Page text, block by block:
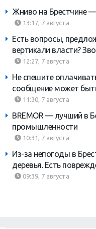
Жниво на Брестчине
13:17, 7 августа
Есть вопросы,
вертикали власти?
12:27, 7 августа
Не спешите
сообщение может
11:30, 7 августа
BREMOR — лучший в
промышленности
10:31, 7 августа
Из-за непогоды в
деревья. Есть
09:39, 7 августа